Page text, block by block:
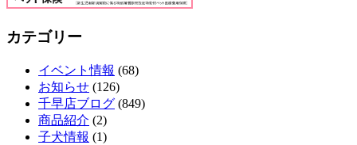
カテゴリー
イベント情報 (68)
お知らせ (126)
千早店ブログ (849)
商品紹介 (2)
子犬情報 (1)